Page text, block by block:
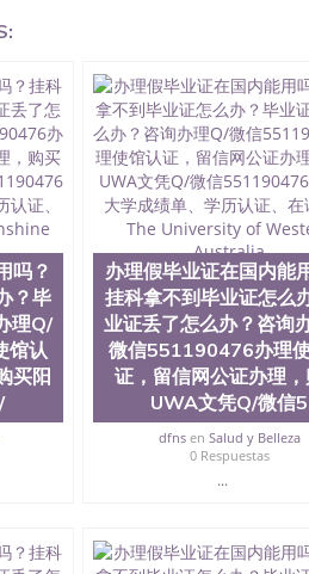
快速代办国外毕业证QQ微信
国外文凭回国认证QQ微信
551190476爱尔兰留学回国证明QQ
靠吗QQ微信551190476买国外文凭
大学文凭真制作QQ微信551190476
办理国外毕业证价格QQ微信
信551190476办国外可查文凭QQ微
询机构QQ微信551190476 国外资
文凭认证办理QQ微信551190476 圣
成立于1857年，简称SJSU，是加州
Jose中心，占地154公顷。它是一
全美名列前茅的毕业薪资，浓厚的多
美50强公立综合性大学，每年有来自
享有学术地位、声誉、实习机会和影
算机系与会计系更是在当今美国大学
心得到工作机会。许多硅谷公司甚至
大学系统(UC)，还是加州州立大学系
塞州立大学座落于硅谷(Silicon
人，超过134种学士学科和65个硕士
确认好转成品部做成品； 6、成品
）。 三、真实网上可查的证明材料
吗？
？毕
理Q/
馆认
买阳
办理假毕业证在国内能
挂科拿不到毕业证怎么
业证丢了怎么办？咨询
微信551190476办理
证，留信网公证办理
UWA文凭Q/微信5
dfnsen Salud y Belleza
0 Respuestas
...